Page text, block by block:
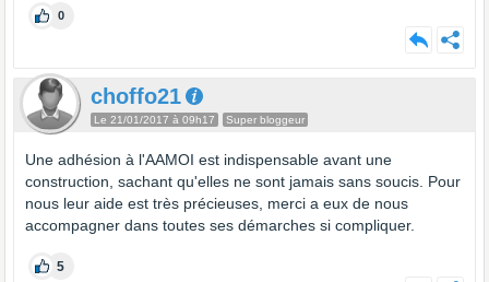
0
choffo21
Le 21/01/2017 à 09h17 Super bloggeur
Une adhésion à l'AAMOI est indispensable avant une
construction, sachant qu'elles ne sont jamais sans soucis. Pour
nous leur aide est très précieuses, merci a eux de nous
accompagner dans toutes ses démarches si compliquer.
5